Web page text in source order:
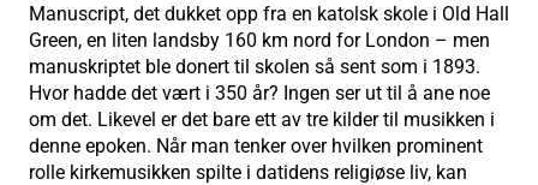
Manuscript, det dukket opp fra en katolsk skole i Old Hall
Green, en liten landsby 160 km nord for London – men
manuskriptet ble donert til skolen så sent som i 1893.
Hvor hadde det vært i 350 år? Ingen ser ut til å ane noe
om det. Likevel er det bare ett av tre kilder til musikken i
denne epoken. Når man tenker over hvilken prominent
rolle kirkemusikken spilte i datidens religiøse liv, kan